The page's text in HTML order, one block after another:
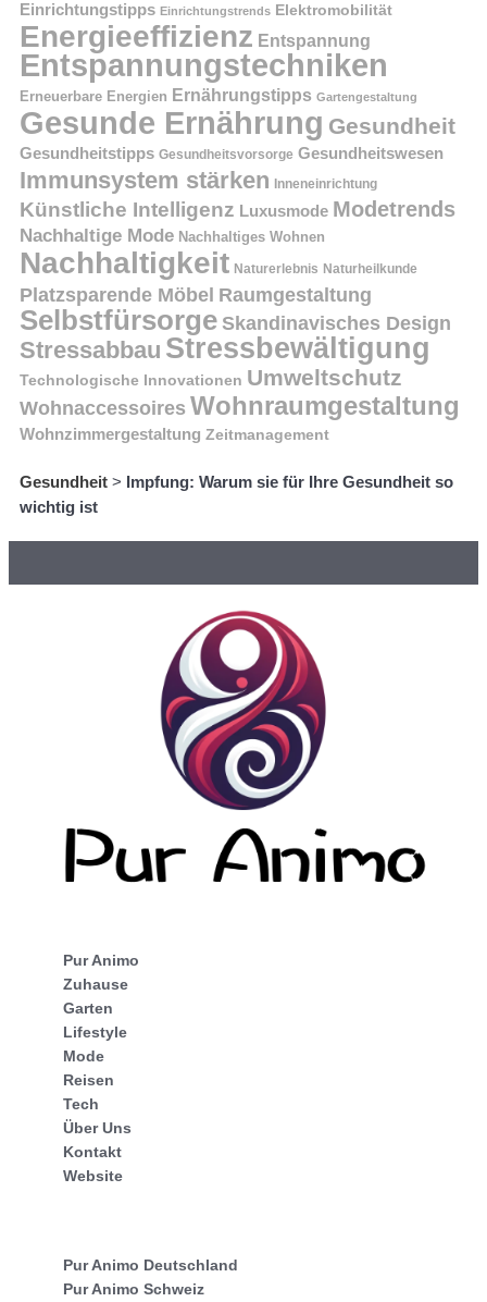
Einrichtungstipps Einrichtungstrends Elektromobilität
Energieeffizienz Entspannung
Entspannungstechniken
Erneuerbare Energien Ernährungstipps Gartengestaltung
Gesunde Ernährung Gesundheit
Gesundheitstipps Gesundheitsvorsorge Gesundheitswesen
Immunsystem stärken Inneneinrichtung
Künstliche Intelligenz Luxusmode Modetrends
Nachhaltige Mode Nachhaltiges Wohnen
Nachhaltigkeit Naturerlebnis Naturheilkunde
Platzsparende Möbel Raumgestaltung
Selbstfürsorge Skandinavisches Design
Stressabbau Stressbewältigung
Technologische Innovationen Umweltschutz
Wohnaccessoires Wohnraumgestaltung
Wohnzimmergestaltung Zeitmanagement
Gesundheit > Impfung: Warum sie für Ihre Gesundheit so
wichtig ist
Pur Animo
Zuhause
Garten
Lifestyle
Mode
Reisen
Tech
Über Uns
Kontakt
Website
Pur Animo Deutschland
Pur Animo Schweiz